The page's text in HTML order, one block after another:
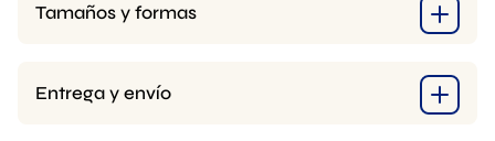
Tamaños y formas
Entrega y envío